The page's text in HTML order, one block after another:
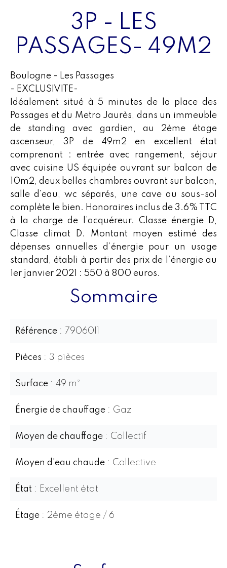
3P - LES
PASSAGES- 49M2
Boulogne - Les Passages
- EXCLUSIVITE-
Idéalement situé à 5 minutes de la place des
Passages et du Metro Jaurès, dans un immeuble
de standing avec gardien, au 2ème étage
ascenseur, 3P de 49m2 en excellent état
comprenant : entrée avec rangement, séjour
avec cuisine US équipée ouvrant sur balcon de
10m2, deux belles chambres ouvrant sur balcon,
salle d'eau, wc séparés, une cave au sous-sol
complète le bien. Honoraires inclus de 3.6% TTC
à la charge de l’acquéreur. Classe énergie D,
Classe climat D. Montant moyen estimé des
dépenses annuelles d’énergie pour un usage
standard, établi à partir des prix de l’énergie au
1er janvier 2021 : 550 à 800 euros.
Sommaire
Référence 7906011
Pièces 3 pièces
Surface 49 m²
Énergie de chauffage Gaz
Moyen de chauffage Collectif
Moyen d'eau chaude Collective
État Excellent état
Étage 2ème étage / 6